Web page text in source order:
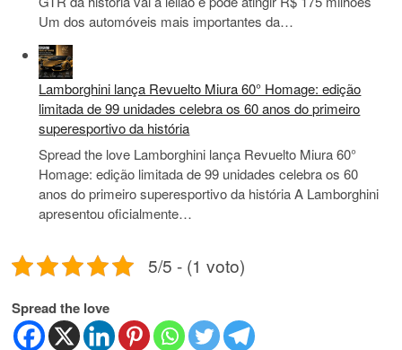
Um dos automóveis mais importantes da…
Lamborghini lança Revuelto Miura 60° Homage: edição
limitada de 99 unidades celebra os 60 anos do primeiro
superesportivo da história
Spread the love Lamborghini lança Revuelto Miura 60°
Homage: edição limitada de 99 unidades celebra os 60
anos do primeiro superesportivo da história A Lamborghini
apresentou oficialmente…
5/5 - (1 voto)
Spread the love